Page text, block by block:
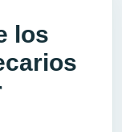
los